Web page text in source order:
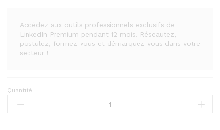
Accédez aux outils professionnels exclusifs de
LinkedIn Premium pendant 12 mois. Réseautez,
postulez, formez-vous et démarquez-vous dans votre
secteur !
LinkedIn
Premium
Quantité: